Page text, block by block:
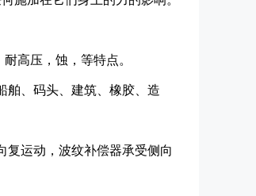
高压，蚀，等特点。
舶、码头、建筑、橡胶、造
复运动，波纹补偿器承受侧向